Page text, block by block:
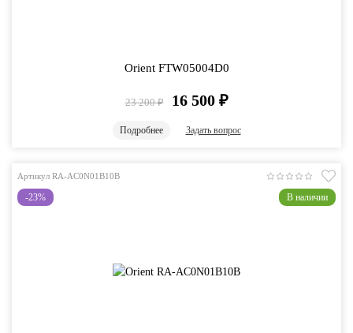
Orient FTW05004D0
23 200 ₽ 16 500 ₽
Подробнее Задать вопрос
Артикул RA-AC0N01B10B
-23% В наличии